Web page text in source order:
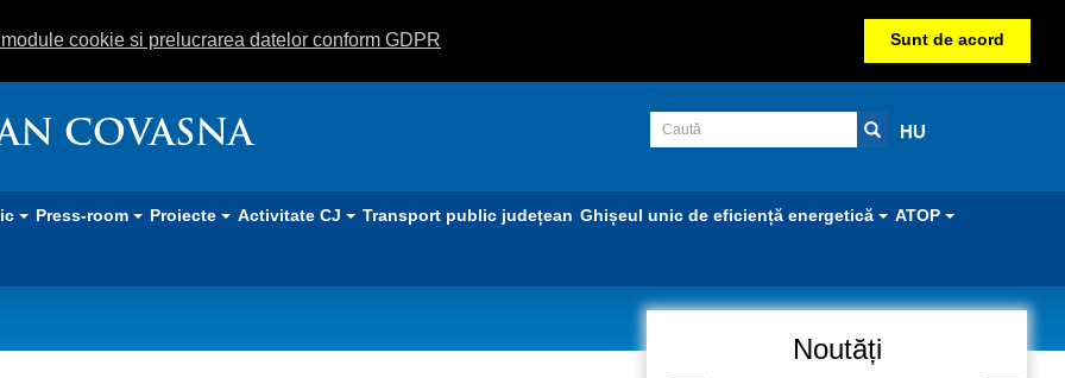
cookie si prelucrarea datelor conform GDPR Sunt de acord
COVASNA HU
Press-room Proiecte Activitate CJ Transport public județean Ghișeul unic de eficiență energetică ATOP
Noutăți